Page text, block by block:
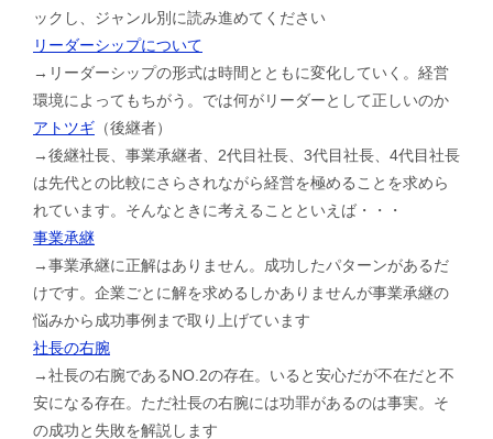
ックし、ジャンル別に読み進めてください
リーダーシップについて
→リーダーシップの形式は時間とともに変化していく。経営
環境によってもちがう。では何がリーダーとして正しいのか
アトツギ （後継者）
→後継社長、事業承継者、2代目社長、3代目社長、4代目社長
は先代との比較にさらされながら経営を極めることを求めら
れています。そんなときに考えることといえば・・・
事業承継
→事業承継に正解はありません。成功したパターンがあるだ
けです。企業ごとに解を求めるしかありませんが事業承継の
悩みから成功事例まで取り上げています
社長の右腕
→社長の右腕であるNO.2の存在。いると安心だが不在だと不
安になる存在。ただ社長の右腕には功罪があるのは事実。そ
の成功と失敗を解説します